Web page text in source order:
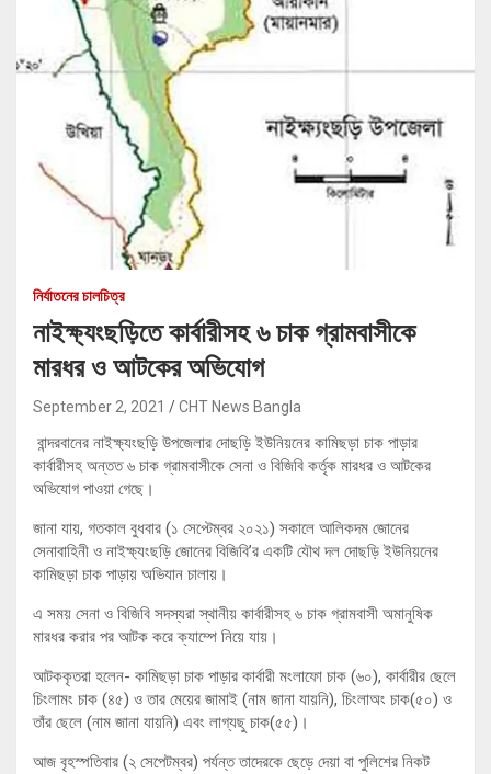
নির্যাতনের চালচিত্র
নাইক্ষ্যংছড়িতে কার্বারীসহ ৬ চাক গ্রামবাসীকে
মারধর ও আটকের অভিযোগ
September 2, 2021 CHT News Bangla
বান্দরবানের নাইক্ষ্যংছড়ি উপজেলার দোছড়ি ইউনিয়নের কামিছড়া চাক পাড়ার
কার্বারীসহ অন্তত ৬ চাক গ্রামবাসীকে সেনা ও বিজিবি কর্তৃক মারধর ও আটকের
অভিযোগ পাওয়া গেছে।
জানা যায়, গতকাল বুধবার (১ সেপ্টেম্বর ২০২১) সকালে আলিকদম জোনের
সেনাবাহিনী ও নাইক্ষ্যংছড়ি জোনের বিজিবি’র একটি যৌথ দল দোছড়ি ইউনিয়নের
কামিছড়া চাক পাড়ায় অভিযান চালায়।
এ সময় সেনা ও বিজিবি সদস্যরা স্থানীয় কার্বারীসহ ৬ চাক গ্রামবাসী অমানুষিক
মারধর করার পর আটক করে ক্যাম্পে নিয়ে যায়।
আটককৃতরা হলেন- কামিছড়া চাক পাড়ার কার্বারী মংলাফো চাক (৬০), কার্বারীর ছেলে
চিংলামং চাক (৪৫) ও তার মেয়ের জামাই (নাম জানা যায়নি), চিংলাঅং চাক(৫০) ও
তাঁর ছেলে (নাম জানা যায়নি) এবং লাগ্যছু চাক(৫৫)।
আজ বৃহস্পতিবার (২ সেপেটম্বর) পর্যন্ত তাদেরকে ছেড়ে দেয়া বা পুলিশের নিকট